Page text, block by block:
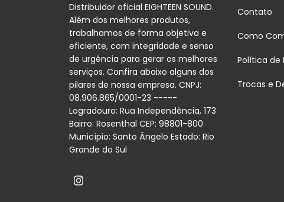
Distribuidor oficial EIGHTEEN SOUND.
Além dos melhores produtos,
trabalhamos de forma objetiva e
eficiente, com integridade e senso
de urgência para gerar os melhores
serviços. Confira abaixo alguns dos
pilares de nossa empresa. CNPJ:
08.906.865/0001-23 -----
Logradouro: Rua Independência, 173
Bairro: Rosenthal CEP: 98801-800
Município: Santo Ângelo Estado: Rio
Grande do Sul
Contato
Como
Política de
Trocas e